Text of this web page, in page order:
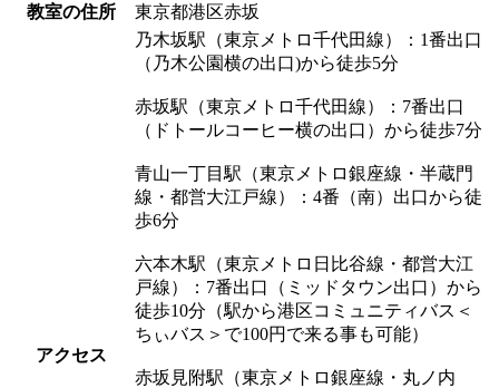
教室の住所 東京都港区赤坂
アクセス
乃木坂駅（東京メトロ千代田線）：1番出口
（乃木公園横の出口)から徒歩5分
赤坂駅（東京メトロ千代田線）：7番出口
（ドトールコーヒー横の出口）から徒歩7分
青山一丁目駅（東京メトロ銀座線・半蔵門
線・都営大江戸線）：4番（南）出口から徒
歩6分
六本木駅（東京メトロ日比谷線・都営大江
戸線）：7番出口（ミッドタウン出口）から
徒歩10分（駅から港区コミュニティバス＜
ちぃバス＞で100円で来る事も可能）
赤坂見附駅（東京メトロ銀座線・丸ノ内